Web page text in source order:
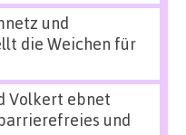
und
die Weichen für
Volkert ebnet
und